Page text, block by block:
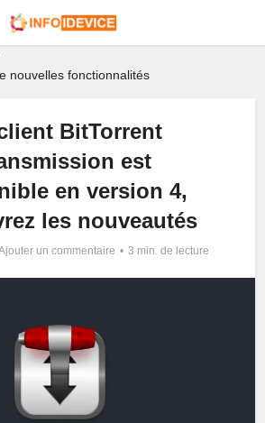
nouvelles fonctionnalités
BitTorrent
est
en version 4,
les nouveautés
un commentaire 3 min. de lecture